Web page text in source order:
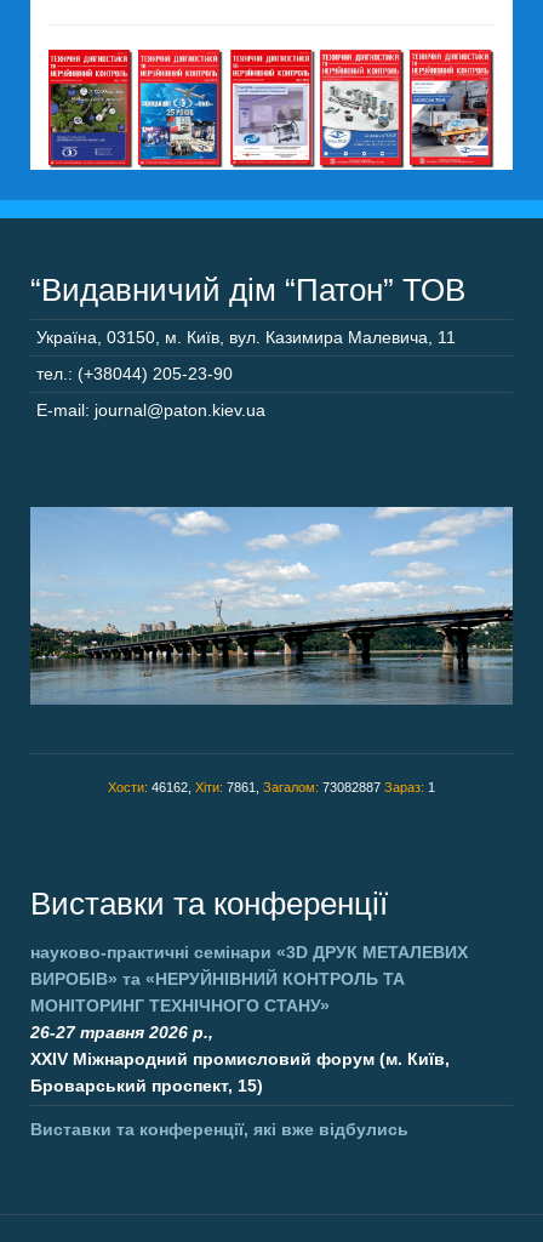
“Видавничий дім “Патон” ТОВ
Україна 03150 м. Київ, вул. Казимира Малевича, 11
тел.: (+38044) 205-23-90
E-mail: journal@paton.kiev.ua
Хости: 46162, Хіти: 7861, Загалом: 73082887 Зараз: 1
Виставки та конференції
науково-практичні семінари «3D ДРУК МЕТАЛЕВИХ
ВИРОБІВ» та «НЕРУЙНІВНИЙ КОНТРОЛЬ ТА
МОНІТОРИНГ ТЕХНІЧНОГО СТАНУ»
26-27 травня 2026 р.,
XXIV Міжнародний промисловий форум (м. Київ,
Броварський проспект, 15)
Виставки та конференції, які вже відбулись